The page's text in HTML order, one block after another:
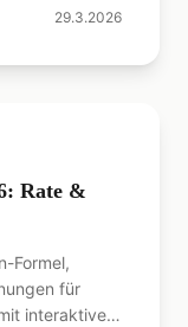
29.3.2026
Rate &
Formel,
für
interaktivem